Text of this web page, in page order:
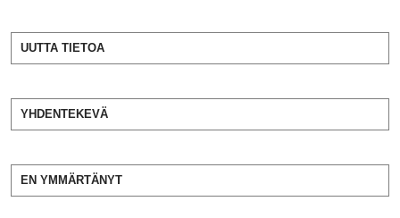
UUTTA TIETOA
YHDENTEKEVÄ
EN YMMÄRTÄNYT